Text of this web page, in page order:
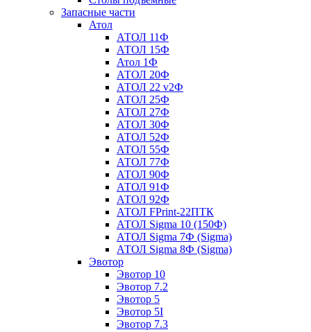
Запасные части
Атол
АТОЛ 11Ф
АТОЛ 15Ф
Атол 1Ф
АТОЛ 20Ф
АТОЛ 22 v2Ф
АТОЛ 25Ф
АТОЛ 27Ф
АТОЛ 30Ф
АТОЛ 52Ф
АТОЛ 55Ф
АТОЛ 77Ф
АТОЛ 90Ф
АТОЛ 91Ф
АТОЛ 92Ф
АТОЛ FPrint-22ПТК
АТОЛ Sigma 10 (150Ф)
АТОЛ Sigma 7Ф (Sigma)
АТОЛ Sigma 8Ф (Sigma)
Эвотор
Эвотор 10
Эвотор 7.2
Эвотор 5
Эвотор 5I
Эвотор 7.3